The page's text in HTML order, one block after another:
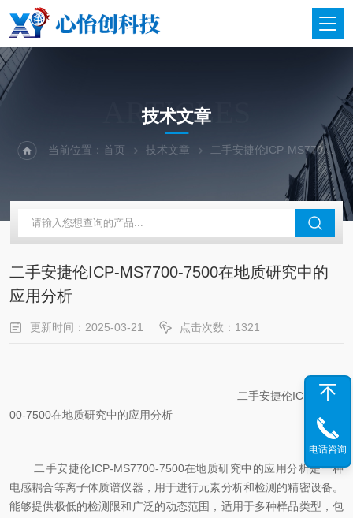
ARTICLES
技术文章
当前位置：首页 技术文章 二手安捷伦ICP-MS7700-7500在地质研究中的应用分析
二手安捷伦ICP-MS7700-7500在地质研究中的
应用分析
更新时间：2025-03-21 点击次数：1321
二手安捷伦ICP-MS77
00-7500在地质研究中的应用分析
二手安捷伦ICP-MS7700-7500在地质研究中的应用分析是一种
电感耦合等离子体质谱仪器，用于进行元素分析和检测的精密设备。
能够提供极低的检测限和广泛的动态范围，适用于多种样品类型，包
电话咨询